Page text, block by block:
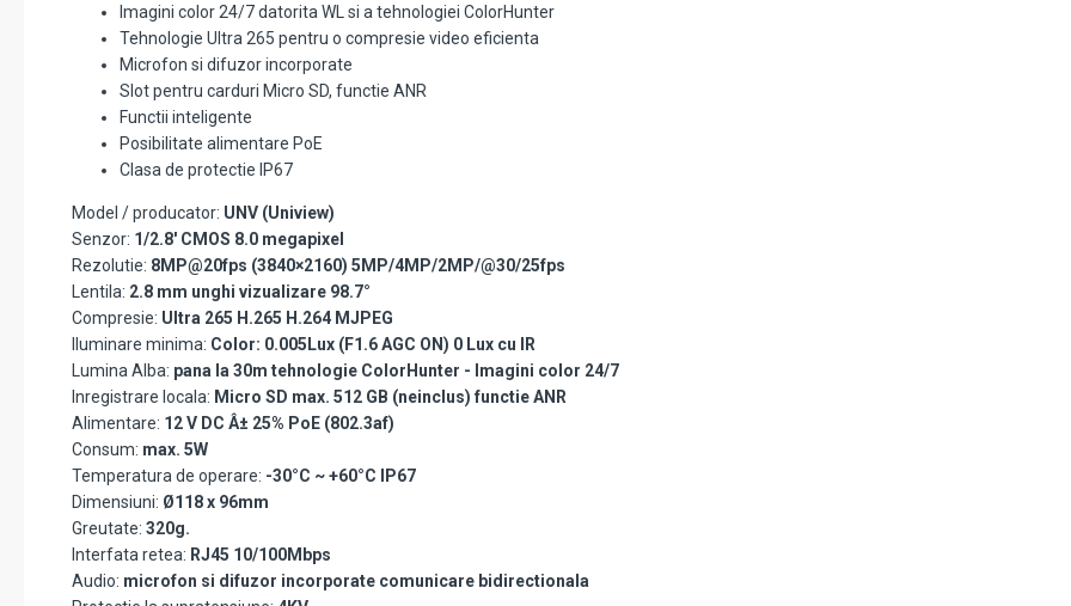
Imagini color 24/7 datorita WL si a tehnologiei ColorHunter
Tehnologie Ultra 265 pentru o compresie video eficienta
Microfon si difuzor incorporate
Slot pentru carduri Micro SD, functie ANR
Functii inteligente
Posibilitate alimentare PoE
Clasa de protectie IP67
Model / producator: UNV (Uniview)
Senzor: 1/2.8' CMOS 8.0 megapixel
Rezolutie: 8MP@20fps (3840×2160) 5MP/4MP/2MP/@30/25fps
Lentila: 2.8 mm unghi vizualizare 98.7°
Compresie: Ultra 265 H.265 H.264 MJPEG
Iluminare minima: Color: 0.005Lux (F1.6 AGC ON) 0 Lux cu IR
Lumina Alba: pana la 30m tehnologie ColorHunter - Imagini color 24/7
Inregistrare locala: Micro SD max. 512 GB (neinclus) functie ANR
Alimentare: 12 V DC Â± 25% PoE (802.3af)
Consum: max. 5W
Temperatura de operare: -30°C ~ +60°C IP67
Dimensiuni: Ø118 x 96mm
Greutate: 320g.
Interfata retea: RJ45 10/100Mbps
Audio: microfon si difuzor incorporate comunicare bidirectionala